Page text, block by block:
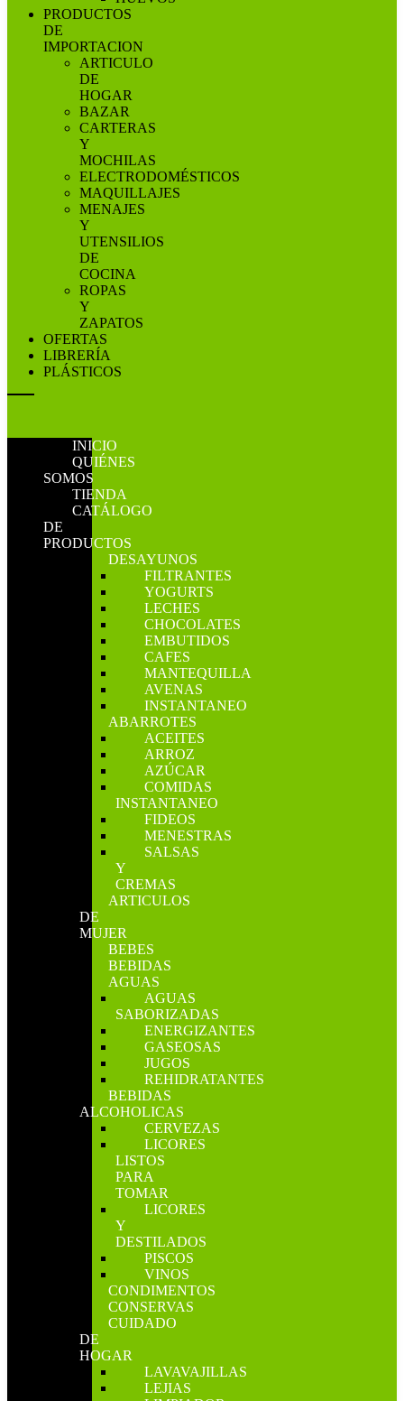
PRODUCTOS
DE
IMPORTACION
ARTICULO
DE
HOGAR
BAZAR
CARTERAS
Y
MOCHILAS
ELECTRODOMÉSTICOS
MAQUILLAJES
MENAJES
Y
UTENSILIOS
DE
COCINA
ROPAS
Y
ZAPATOS
OFERTAS
LIBRERÍA
PLÁSTICOS
INICIO
QUIÉNES
SOMOS
TIENDA
CATÁLOGO
DE
PRODUCTOS
DESAYUNOS
FILTRANTES
YOGURTS
LECHES
CHOCOLATES
EMBUTIDOS
CAFES
MANTEQUILLA
AVENAS
INSTANTANEO
ABARROTES
ACEITES
ARROZ
AZÚCAR
COMIDAS
INSTANTANEO
FIDEOS
MENESTRAS
SALSAS
Y
CREMAS
ARTICULOS
DE
MUJER
BEBES
BEBIDAS
AGUAS
AGUAS
SABORIZADAS
ENERGIZANTES
GASEOSAS
JUGOS
REHIDRATANTES
BEBIDAS
ALCOHOLICAS
CERVEZAS
LICORES
LISTOS
PARA
TOMAR
LICORES
Y
DESTILADOS
PISCOS
VINOS
CONDIMENTOS
CONSERVAS
CUIDADO
DE
HOGAR
LAVAVAJILLAS
LEJIAS